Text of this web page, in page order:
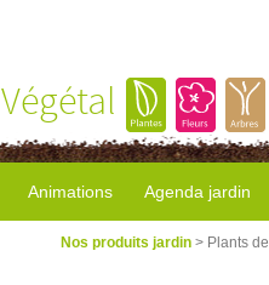
Végétal
Animations Agenda jardin
Nos produits jardin > Plants